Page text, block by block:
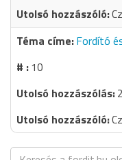
Fordító
10